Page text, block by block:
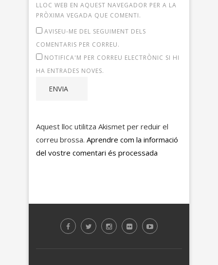
LLOC WEB EN AQUEST NAVEGADOR PER A LA
PRÒXIMA VEGADA QUE COMENTI.
AVISEU-ME DEL SEGUIMENT DELS
COMENTARIS PER CORREU.
NOTIFICA'M PER CORREU ELECTRÒNIC SI HI
HA ENTRADES NOVES.
Aquest lloc utilitza Akismet per reduir el
correu brossa. Aprendre com la informació
del vostre comentari és processada